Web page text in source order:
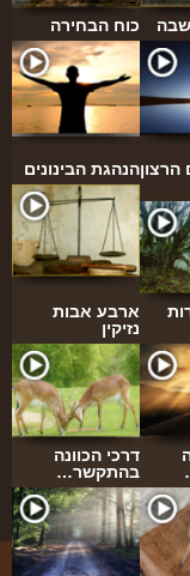
כוח הבחירה
הנהגת הבינוניםהרצון
ארבע אבות
נזיקין
דרכי הכוונה
בהתקשר…